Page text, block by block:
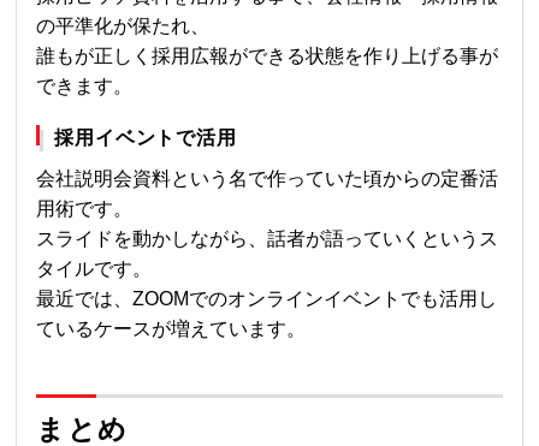
の平準化が保たれ、
誰もが正しく採用広報ができる状態を作り上げる事が
できます。
採用イベントで活用
会社説明会資料という名で作っていた頃からの定番活
用術です。
スライドを動かしながら、話者が語っていくというス
タイルです。
最近では、ZOOMでのオンラインイベントでも活用し
ているケースが増えています。
まとめ